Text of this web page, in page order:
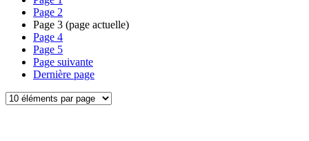
Page 2
Page 3 (page actuelle)
Page 4
Page 5
Page suivante
Dernière page